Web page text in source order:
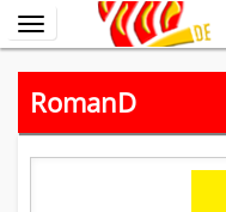
Переключить
навигацию
RomanD